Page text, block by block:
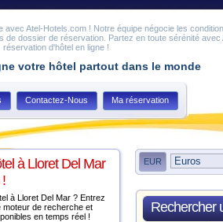
Atel-Hotels.com ! Notre équipe négocie les
dossier de réservation. Partez en toute sérénité
réservation d'hôtel en ligne !
votre hôtel partout dans le monde
Contactez-Nous Ma réservation
à Lloret Del Mar
à Lloret Del Mar ? Entrez
de recherche et
en temps réel !
EUR
Rechercher